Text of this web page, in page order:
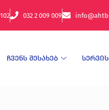
032 2 009 009
ჩვენს შესახებ